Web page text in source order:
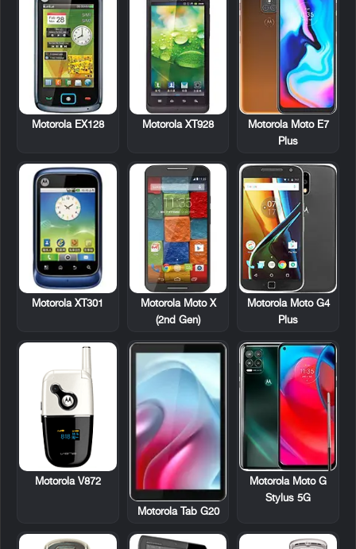
Motorola Moto E7
Plus
Motorola XT928
Motorola EX128
Motorola Moto G4
Plus
Motorola Moto X
(2nd Gen)
Motorola XT301
Motorola Moto G
Stylus 5G
Motorola Tab G20
Motorola V872